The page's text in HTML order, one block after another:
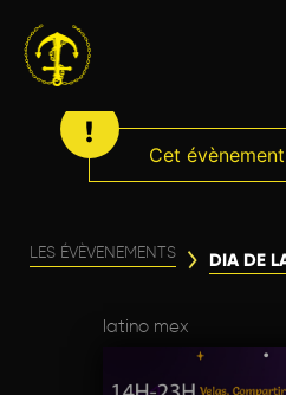
Cet
LES ÉVÈVENEMENTS DIA DE
latino mex